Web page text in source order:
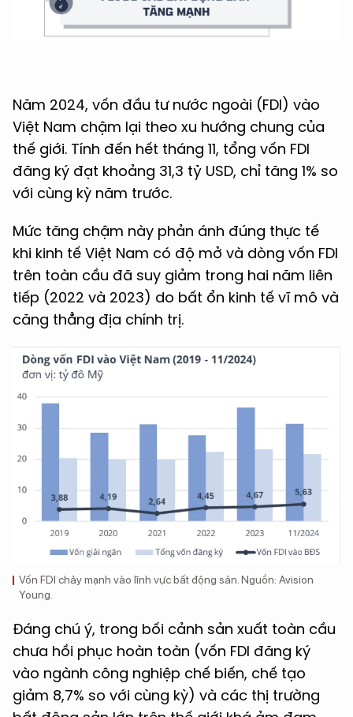
Năm 2024, vốn đầu tư nước ngoài (FDI) vào
Việt Nam chậm lại theo xu hướng chung của
thế giới. Tính đến hết tháng 11, tổng vốn FDI
đăng ký đạt khoảng 31,3 tỷ USD, chỉ tăng 1% so
với cùng kỳ năm trước.
Mức tăng chậm này phản ánh đúng thực tế
khi kinh tế Việt Nam có độ mở và dòng vốn FDI
trên toàn cầu đã suy giảm trong hai năm liên
tiếp (2022 và 2023) do bất ổn kinh tế vĩ mô và
căng thẳng địa chính trị.
Vốn FDI chảy mạnh vào lĩnh vực bất động sản. Nguồn: Avision
Young.
Đáng chú ý, trong bối cảnh sản xuất toàn cầu
chưa hồi phục hoàn toàn (vốn FDI đăng ký
vào ngành công nghiệp chế biến, chế tạo
giảm 8,7% so với cùng kỳ) và các thị trường